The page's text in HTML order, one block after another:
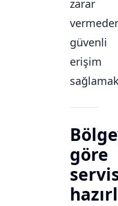
zarar
güvenli
erişim
göre